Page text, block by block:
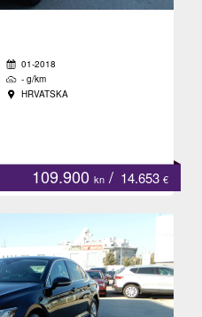
01-2018
- g/km
HRVATSKA
109.900 kn / 14.653 €